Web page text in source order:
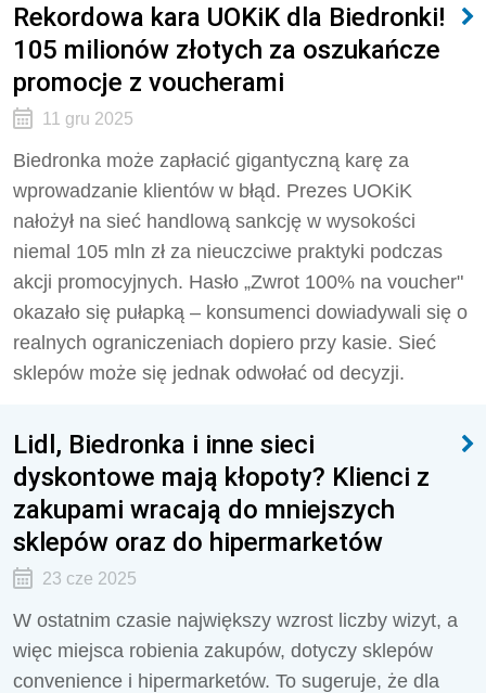
Rekordowa kara UOKiK dla Biedronki!
105 milionów złotych za oszukańcze
promocje z voucherami
11 gru 2025
Biedronka może zapłacić gigantyczną karę za
wprowadzanie klientów w błąd. Prezes UOKiK
nałożył na sieć handlową sankcję w wysokości
niemal 105 mln zł za nieuczciwe praktyki podczas
akcji promocyjnych. Hasło „Zwrot 100% na voucher"
okazało się pułapką – konsumenci dowiadywali się o
realnych ograniczeniach dopiero przy kasie. Sieć
sklepów może się jednak odwołać od decyzji.
Lidl, Biedronka i inne sieci
dyskontowe mają kłopoty? Klienci z
zakupami wracają do mniejszych
sklepów oraz do hipermarketów
23 cze 2025
W ostatnim czasie największy wzrost liczby wizyt, a
więc miejsca robienia zakupów, dotyczy sklepów
convenience i hipermarketów. To sugeruje, że dla